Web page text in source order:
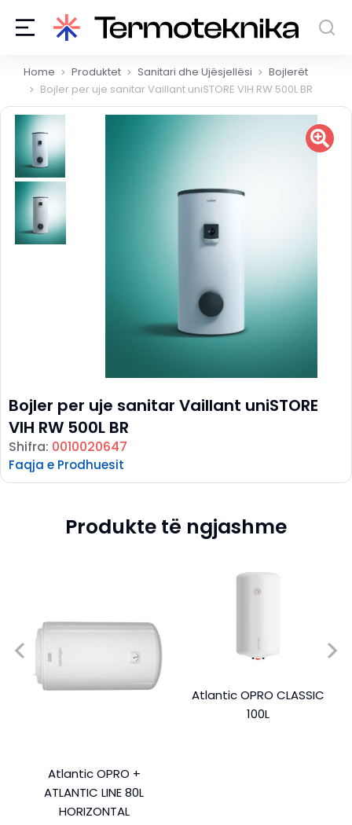
You are here:
Home Produktet Sanitari dhe Ujësjellësi
Bojlerët
Bojler per uje sanitar Vaillant uniSTORE VIH RW 500L BR
Bojler per uje sanitar Vaillant uniSTORE
VIH RW 500L BR
Shifra: 0010020647
Faqja e Prodhuesit
Produkte të ngjashme
Atlantic OPRO +
ATLANTIC LINE 80L
HORIZONTAL
Atlantic OPRO CLASSIC
100L